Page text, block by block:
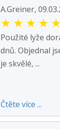
A.Greiner,
★ ★ ★ ★ ★
Použité lyže
dnů. Objednal
je skvělé, ...
Čtěte více ...